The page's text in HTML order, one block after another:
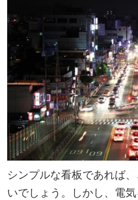
シンプルな看板であれば
いでしょう。しかし、電